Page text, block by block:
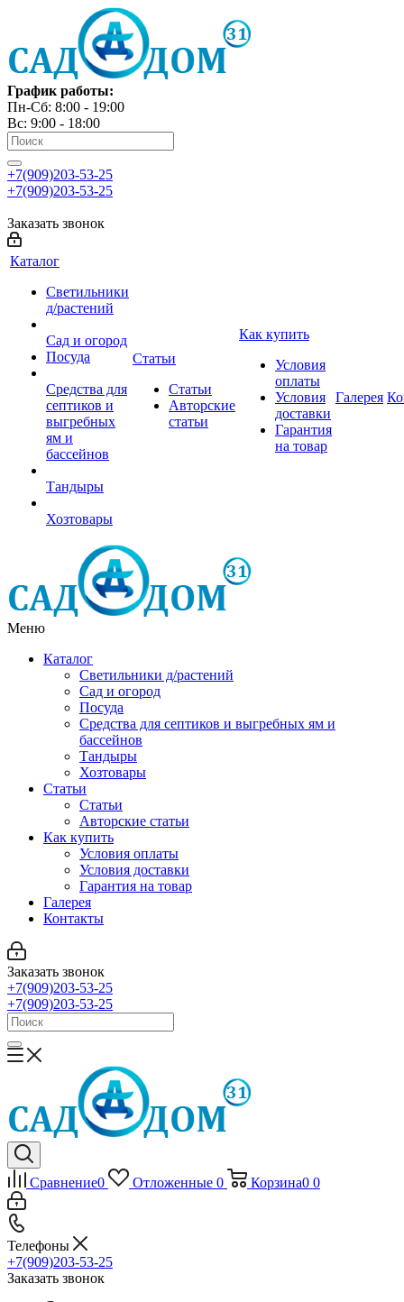
График работы:
Пн-Сб: 8:00 - 19:00
Вс: 9:00 - 18:00
+7(909)203-53-25
+7(909)203-53-25
Заказать звонок
Каталог
Светильники
д/растений
Сад и огород
Посуда
Средства для
септиков и
выгребных
ям и
бассейнов
Тандыры
Хозтовары
Статьи
Статьи
Авторские
статьи
Как купить
Условия
оплаты
Условия
доставки
Гарантия
на товар
Галерея
Меню
Каталог
Светильники д/растений
Сад и огород
Посуда
Средства для септиков и выгребных ям и
бассейнов
Тандыры
Хозтовары
Статьи
Статьи
Авторские статьи
Как купить
Условия оплаты
Условия доставки
Гарантия на товар
Галерея
Контакты
Заказать звонок
+7(909)203-53-25
+7(909)203-53-25
Сравнение0 Отложенные 0 Корзина0 0
Телефоны
+7(909)203-53-25
Заказать звонок